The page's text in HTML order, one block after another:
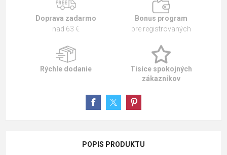
Doprava zadarmo
nad 63 €
Bonus program
pre registrovaných
Rýchle dodanie
Tisíce spokojných
zákazníkov
POPIS PRODUKTU